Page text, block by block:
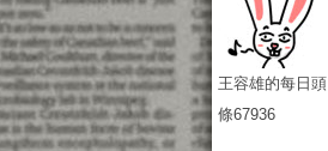
王容雄的每日頭
條67936